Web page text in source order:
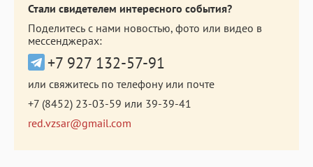
Стали свидетелем интересного события?
Поделитесь с нами новостью, фото или видео в
мессенджерах:
+7 927 132-57-91
или свяжитесь по телефону или почте
+7 (8452) 23-03-59 или 39-39-41
red.vzsar@gmail.com